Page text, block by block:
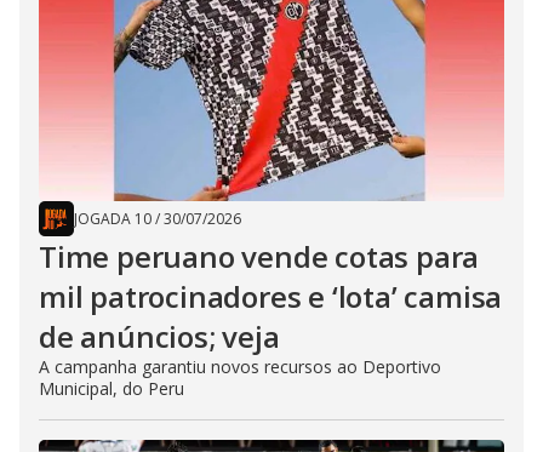
JOGADA 10/30/07/2026
Time peruano vende cotas para
mil patrocinadores e ‘lota’ camisa
de anúncios; veja
A campanha garantiu novos recursos ao Deportivo
Municipal, do Peru